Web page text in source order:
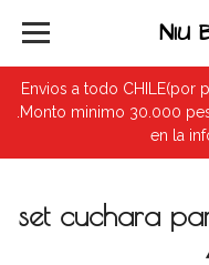
Envios a todo CHILE(por
.Monto minimo 30.000
en la
NIU
set cuchara